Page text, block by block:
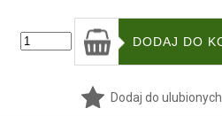
Dodaj do ulubionych